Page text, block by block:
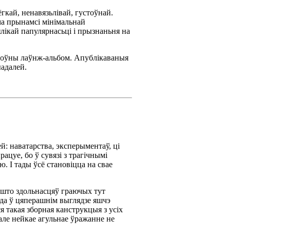
ненавязьлівай, густоўнай.
прынамсі мінімальнай
папулярнасьці і прызнаньня на
лаўнж-альбом. Апублікаваныя
наватарства, эксперыментаў, ці
бо ў сувязі з трагічнымі
І тады ўсё становіцца на свае
здольнасцяў граючых тут
ў цяперашнім выглядзе яшчэ
такая зборная канструкцыя з усіх
нейкае агульнае ўражанне не